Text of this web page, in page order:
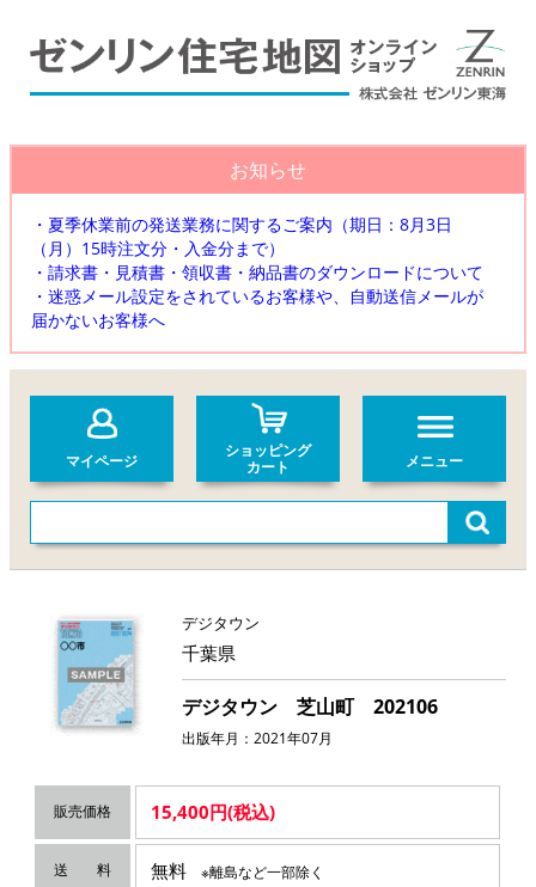
お知らせ
・夏季休業前の発送業務に関するご案内（期日：8月3日
（月）15時注文分・入金分まで）
・請求書・見積書・領収書・納品書のダウンロードについて
・迷惑メール設定をされているお客様や、自動送信メールが
届かないお客様へ
マイページ
ショッピング
カート
メニュー
デジタウン
千葉県
デジタウン 芝山町 202106
出版年月：2021年07月
販売価格 15,400円(税込)
送 料 無料 ※離島など一部除く